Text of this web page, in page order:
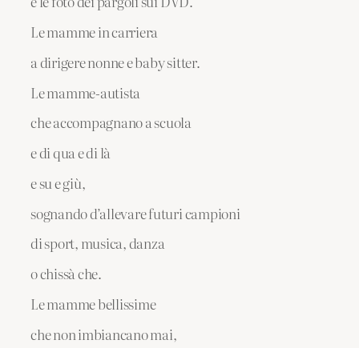
Le mamme in carriera
a dirigere nonne e baby sitter.
Le mamme-autista
che accompagnano a scuola
e di qua e di là
e su e giù,
sognando d’allevare futuri campioni
di sport, musica, danza
o chissà che.
Le mamme bellissime
che non imbiancano mai,